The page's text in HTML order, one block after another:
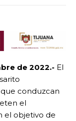
de 2022.- El
conduzcan
el
el objetivo de